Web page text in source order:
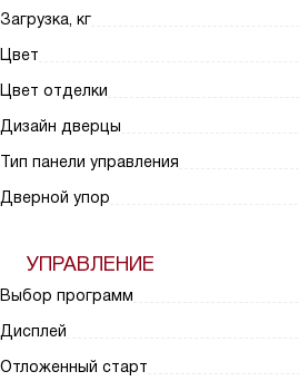
Загрузка, кг
Цвет
Цвет отделки
Дизайн дверцы
Тип панели управления
Дверной упор
УПРАВЛЕНИЕ
Выбор программ
Дисплей
Отложенный старт